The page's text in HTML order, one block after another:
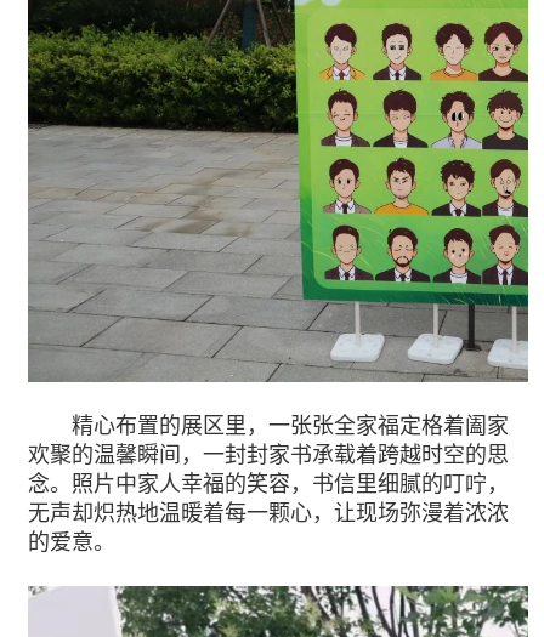
精心布置的展区里，一张张全家福定格着阖家
欢聚的温馨瞬间，一封封家书承载着跨越时空的思
念。照片中家人幸福的笑容，书信里细腻的叮咛，
无声却炽热地温暖着每一颗心，让现场弥漫着浓浓
的爱意。